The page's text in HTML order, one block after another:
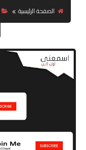
الصفحة الرئيسية